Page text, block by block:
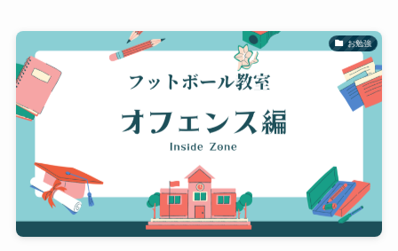
お勉強